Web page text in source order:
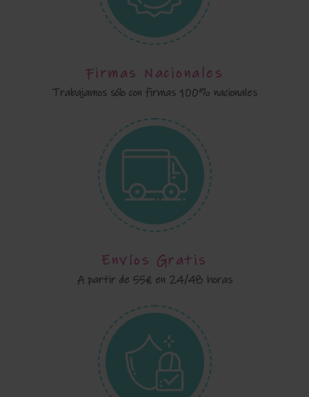
Firmas Nacionales
Trabajamos sólo con firmas 100% nacionales
Envíos Gratis
A partir de 55€ en 24/48 horas